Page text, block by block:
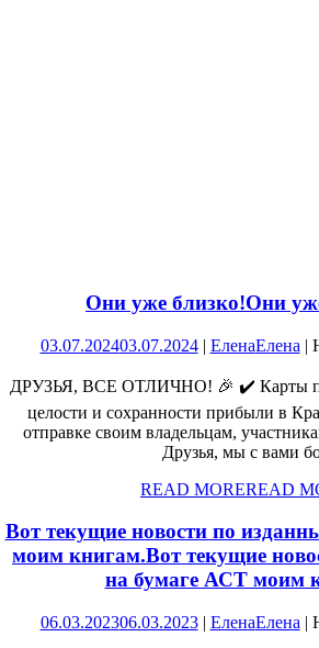
Они уже близко!Они
03.07.202403.07.2024 | ЕленаЕлена |
ДРУЗЬЯ, ВСЕ ОТЛИЧНО! 🎉 ✔️ Карты
целости и сохранности прибыли в
отправке своим владельцам,
Друзья, мы с вами
READ MOREREAD
Вот текущие новости по
моим книгам.Вот текущие
на бумаге АСТ моим
06.03.202306.03.2023 | ЕленаЕлена |